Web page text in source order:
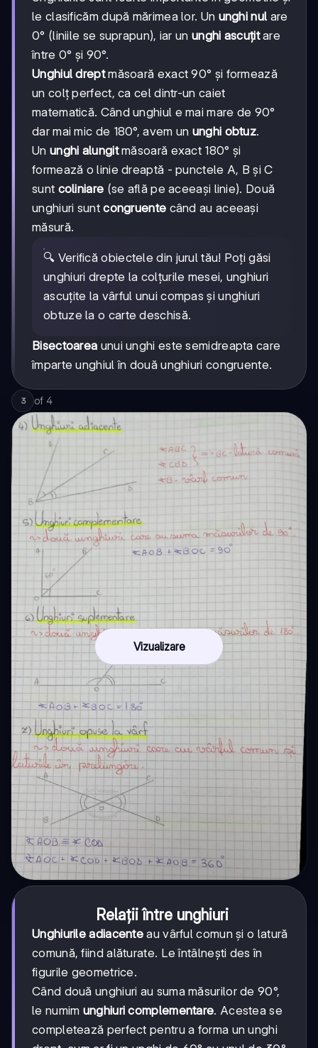
le clasificăm după mărimea lor. Un unghi nul are
0° (liniile se suprapun), iar un unghi ascuțitare
între 0° și 90°.
Unghiul dreptmăsoară exact 90° și formează
un colț perfect, ca cel dintr-un caiet
matematică. Când unghiul e mai mare de 90°
dar mai mic de 180°, avem un unghi obtuz.
Un unghi alungitmăsoară exact 180° și
formează o linie dreaptă - punctele A, B și C
sunt coliniare (se află pe aceeași linie). Două
unghiuri suntcongruente când au aceeași
măsură.
🔍 Verifică obiectele din jurul tău! Poți găsi
unghiuri drepte la colțurile mesei, unghiuri
ascuțite la vârful unui compas și unghiuri
obtuze la o carte deschisă.
Bisectoarea unui unghi este semidreapta care
împarte unghiul în două unghiuri congruente.
3 of 4
Vizualizare
Relații între unghiuri
Unghiurile adiacente au vârful comun și o latură
comună, fiind alăturate. Le întâlnești des în
figurile geometrice.
Când două unghiuri au suma măsurilor de 90°,
le numim unghiuri complementare. Acestea se
completează perfect pentru a forma un unghi